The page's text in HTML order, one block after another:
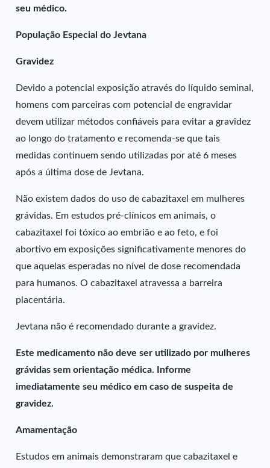
seu médico.
População Especial do Jevtana
Gravidez
Devido a potencial exposição através do líquido seminal,
homens com parceiras com potencial de engravidar
devem utilizar métodos confiáveis para evitar a gravidez
ao longo do tratamento e recomenda-se que tais
medidas continuem sendo utilizadas por até 6 meses
após a última dose de Jevtana.
Não existem dados do uso de cabazitaxel em mulheres
grávidas. Em estudos pré-clínicos em animais, o
cabazitaxel foi tóxico ao embrião e ao feto, e foi
abortivo em exposições significativamente menores do
que aquelas esperadas no nível de dose recomendada
para humanos. O cabazitaxel atravessa a barreira
placentária.
Jevtana não é recomendado durante a gravidez.
Este medicamento não deve ser utilizado por mulheres
grávidas sem orientação médica. Informe
imediatamente seu médico em caso de suspeita de
gravidez.
Amamentação
Estudos em animais demonstraram que cabazitaxel e